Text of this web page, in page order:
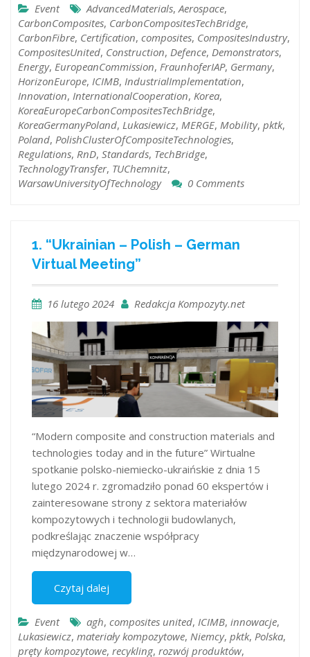
Event AdvancedMaterials, Aerospace,
CarbonComposites, CarbonCompositesTechBridge,
CarbonFibre, Certification, composites, CompositesIndustry,
CompositesUnited, Construction, Defence, Demonstrators,
Energy, EuropeanCommission, FraunhoferIAP, Germany,
HorizonEurope, ICIMB, IndustrialImplementation,
Innovation, InternationalCooperation, Korea,
KoreaEuropeCarbonCompositesTechBridge,
KoreaGermanyPoland, Lukasiewicz, MERGE, Mobility, pktk,
Poland, PolishClusterOfCompositeTechnologies,
Regulations, RnD, Standards, TechBridge,
TechnologyTransfer, TUChemnitz,
WarsawUniversityOfTechnology
0 Comments
1. “Ukrainian – Polish – German
Virtual Meeting”
16 lutego 2024 Redakcja Kompozyty.net
“Modern composite and construction materials and
technologies today and in the future” Wirtualne
spotkanie polsko-niemiecko-ukraińskie z dnia 15
lutego 2024 r. zgromadziło ponad 60 ekspertów i
zainteresowane strony z sektora materiałów
kompozytowych i technologii budowlanych,
podkreślając znaczenie współpracy
międzynarodowej w…
Czytaj dalej
Event agh, composites united, ICIMB, innowacje,
Lukasiewicz, materiały kompozytowe, Niemcy, pktk, Polska,
pręty kompozytowe, recykling, rozwój produktów,